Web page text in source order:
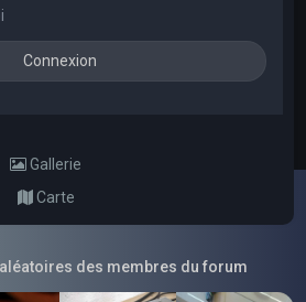
Gallerie
Carte
des membres du forum